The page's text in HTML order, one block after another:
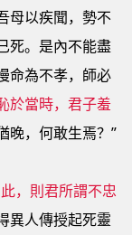
母以疾聞，勢不
死。是內不能盡
命為不孝，師必
於當時，君子羞
晚，何敢生焉？”
，則君所謂不忠
異人傳授起死靈